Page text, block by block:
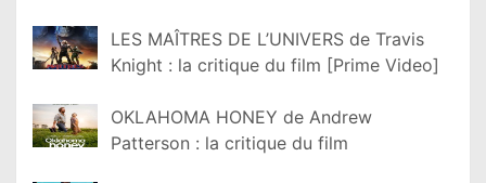
LES MAÎTRES DE L’UNIVERS de Travis
Knight : la critique du film [Prime Video]
OKLAHOMA HONEY de Andrew
Patterson : la critique du film